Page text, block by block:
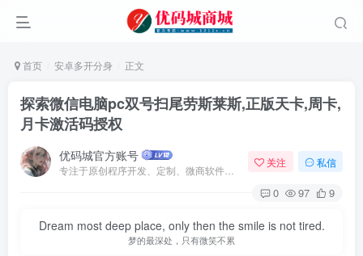
首页 安卓多开分身 正文
探索微信电脑pc双号扫尾劳斯莱斯,正版天卡,周卡,
月卡激活码授权
优码城官方账号 关注 私信
0 97 9
Dream most deep place, only then the smile is not tired.
梦的最深处，只有微笑不累